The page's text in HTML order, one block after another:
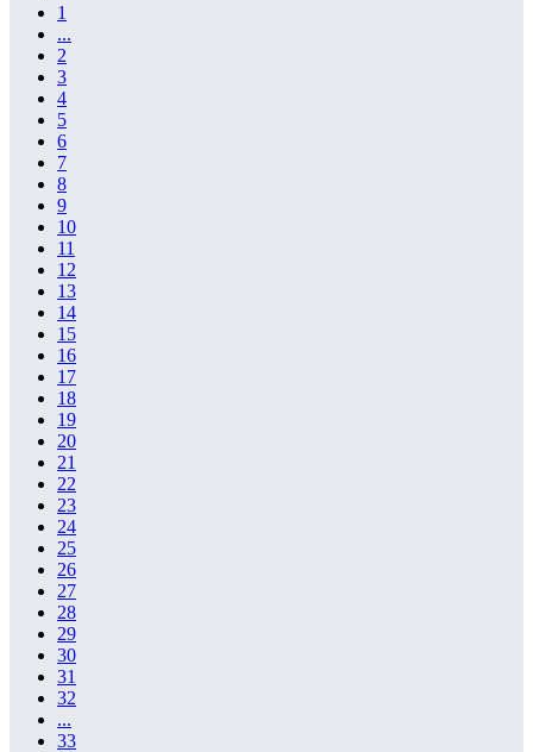
1
...
2
3
4
5
6
7
8
9
10
11
12
13
14
15
16
17
18
19
20
21
22
23
24
25
26
27
28
29
30
31
32
...
33